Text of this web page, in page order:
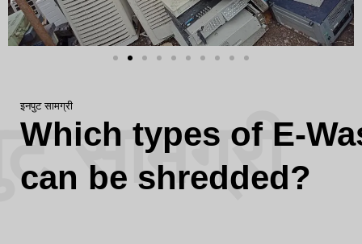
सामग्री
इनपुट सामग्री
Which types of E-
can be shredded?